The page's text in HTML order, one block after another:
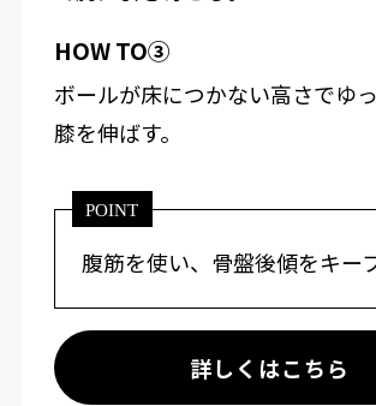
HOW TO③
ボールが床につかない高さでゆ
膝を伸ばす。
POINT
腹筋を使い、骨盤後傾をキー
詳しくはこちら